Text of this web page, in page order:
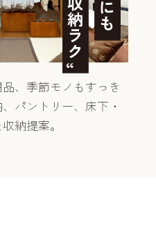
、季節モノもすっき
パントリー、床下・
納提案。